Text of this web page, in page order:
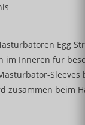
Egg
im Inneren für
Sleeves
zusammen beim